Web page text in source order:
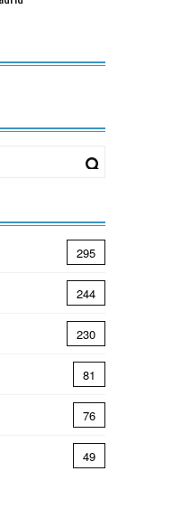
295
244
230
81
76
49